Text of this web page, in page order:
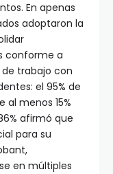
En apenas
adoptaron la
conforme a
de trabajo con
el 95% de
menos 15%
afirmó que
para su
en múltiples